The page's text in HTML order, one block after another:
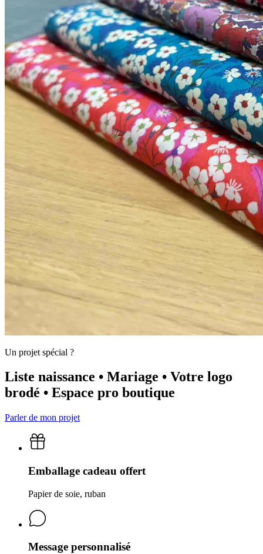
Un projet spécial ?
Liste naissance • Mariage • Votre logo
brodé • Espace pro boutique
Parler de mon projet
Emballage cadeau offert
Papier de soie, ruban
Message personnalisé